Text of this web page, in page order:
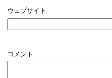
ウェブサイト
コメント